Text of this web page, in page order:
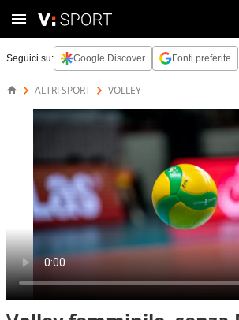
Seguici su: Google Discover Fonti preferite
ALTRI SPORT VOLLEY